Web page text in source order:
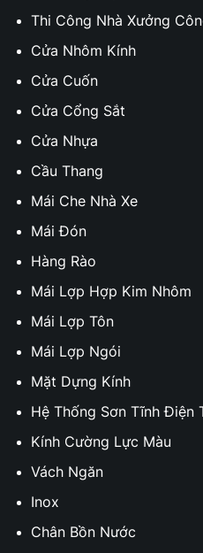
Thi Công Nhà Xưởng
Cửa Nhôm Kính
Cửa Cuốn
Cửa Cổng Sắt
Cửa Nhựa
Cầu Thang
Mái Che Nhà Xe
Mái Đón
Hàng Rào
Mái Lợp Hợp Kim Nhôm
Mái Lợp Tôn
Mái Lợp Ngói
Mặt Dựng Kính
Hệ Thống Sơn Tĩnh Điện
Kính Cường Lực Màu
Vách Ngăn
Inox
Chân Bồn Nước